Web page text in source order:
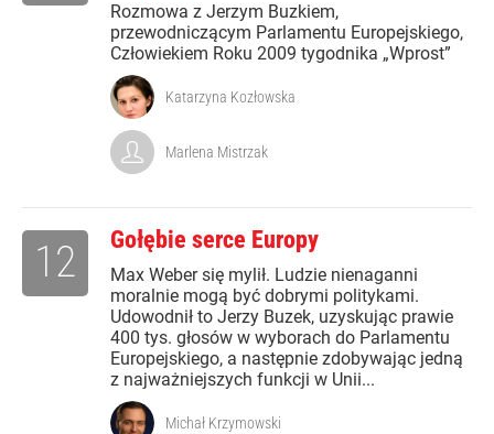
Rozmowa z Jerzym Buzkiem,
przewodniczącym Parlamentu Europejskiego,
Człowiekiem Roku 2009 tygodnika „Wprost”
Katarzyna Kozłowska
Marlena Mistrzak
Gołębie serce Europy
Max Weber się mylił. Ludzie nienaganni
moralnie mogą być dobrymi politykami.
Udowodnił to Jerzy Buzek, uzyskując prawie
400 tys. głosów w wyborach do Parlamentu
Europejskiego, a następnie zdobywając jedną
z najważniejszych funkcji w Unii...
12
Michał Krzymowski